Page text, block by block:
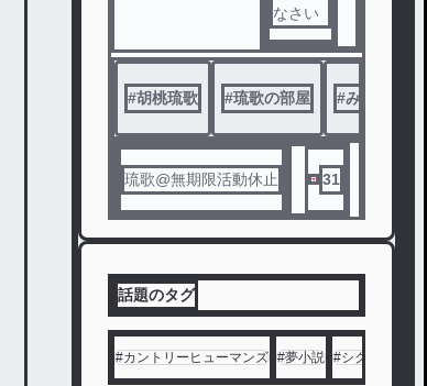
なさい
#胡桃琉歌 #琉歌の部屋 #みんな見て
琉歌@無期限活動休止 31
話題のタグ
#カントリーヒューマンズ #夢小説 #シクフォニ